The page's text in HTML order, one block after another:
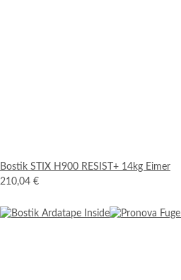
Bostik STIX H900 RESIST+ 14kg Eimer
210,04 €